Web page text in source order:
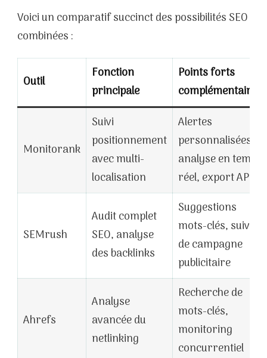
Voici un comparatif succinct des possibilités SEO
combinées :
Outil
Fonction
principale
Points forts
complémentaires
Monitorank
Suivi
positionnement
avec multi-
localisation
Alertes
personnalisées,
analyse en temps
réel, export API
SEMrush
Audit complet
SEO, analyse
des backlinks
Suggestions
mots-clés, suivi
de campagne
publicitaire
Ahrefs
Analyse
avancée du
netlinking
Recherche de
mots-clés,
monitoring
concurrentiel